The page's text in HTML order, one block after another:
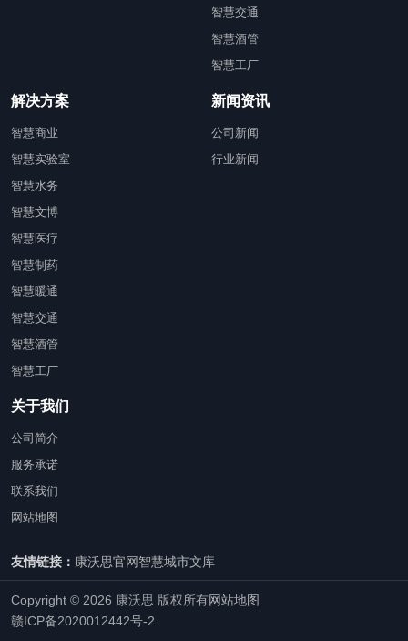
智慧交通
智慧酒管
智慧工厂
解决方案
智慧商业
智慧实验室
智慧水务
智慧文博
智慧医疗
智慧制药
智慧暖通
智慧交通
智慧酒管
智慧工厂
新闻资讯
公司新闻
行业新闻
关于我们
公司简介
服务承诺
联系我们
网站地图
友情链接： 康沃思官网智慧城市文库
Copyright © 2026 康沃思 版权所有网站地图
赣ICP备2020012442号-2